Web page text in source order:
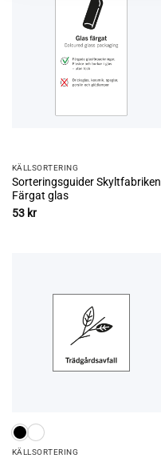
KÄLL­SORTERING
Sorteringsguider Skyltfabriken
Färgat glas
53 kr
KÄLL­SORTERING